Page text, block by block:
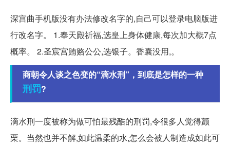
深宫曲手机版没有办法修改名字的,自己可以登录电脑版进
行改名字。 1.奉天殿祈福,选皇上身体健康,每次加大概7点
概率。 2.圣宸宫贿赂公公,选银子。香囊没用,。
商朝令人谈之色变的“滴水刑”，到底是怎样的一种
刑罚?
滴水刑一度被称为做可怕最残酷的刑罚,令很多人觉得颤
栗。当然也并不解,如此温柔的水,怎么会被人制造成如此可